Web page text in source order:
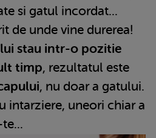
si gatul incordat...
de unde vine durerea!
stau intr-o pozitie
timp, rezultatul este
, nu doar a gatului.
intarziere, uneori chiar a